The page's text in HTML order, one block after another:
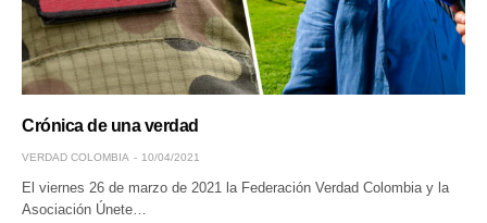
Crónica de una verdad
VERDAD COLOMBIA 10/04/2021
El viernes 26 de marzo de 2021 la Federación Verdad Colombia y la
Asociación Únete…